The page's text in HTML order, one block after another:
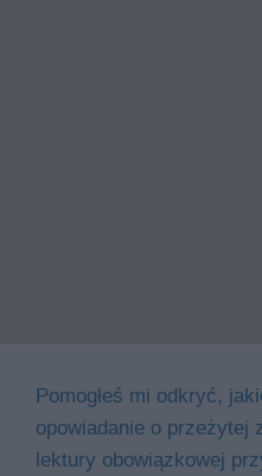
Pomogłeś mi odkryć,
opowiadanie o przeżytej
lektury obowiązkowej